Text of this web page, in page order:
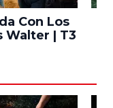
Con Los
Walter | T3